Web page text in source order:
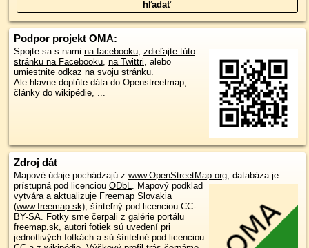
Podpor projekt OMA:
Spojte sa s nami na facebooku, zdieľajte túto
stránku na Facebooku, na Twittri, alebo
umiestnite odkaz na svoju stránku.
Ale hlavne doplňte dáta do Openstreetmap,
články do wikipédie, ...
Zdroj dát
Mapové údaje pochádzajú z www.OpenStreetMap.org, databáza je
prístupná pod licenciou ODbL. Mapový podklad
vytvára a aktualizuje Freemap Slovakia
(www.freemap.sk), šíriteľný pod licenciou CC-
BY-SA. Fotky sme čerpali z galérie portálu
freemap.sk, autori fotiek sú uvedení pri
jednotlivých fotkách a sú šíriteľné pod licenciou